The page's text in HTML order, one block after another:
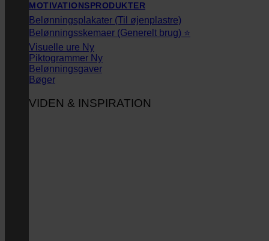
MOTIVATIONSPRODUKTER
Belønningsplakater (Til øjenplastre)
Belønningsskemaer (Generelt brug) ⭐
Visuelle ure
Piktogrammer
Belønningsgaver
Bøger
VIDEN & INSPIRATION